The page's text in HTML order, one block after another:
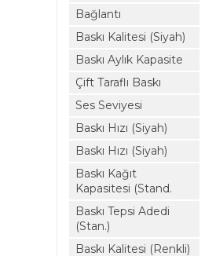
Bağlantı
Baskı Kalitesi (Siyah)
Baskı Aylık Kapasite
Çift Taraflı Baskı
Ses Seviyesi
Baskı Hızı (Siyah)
Baskı Hızı (Siyah)
Baskı Kağıt
Kapasitesi (Stand.
Baskı Tepsi Adedi
(Stan.)
Baskı Kalitesi (Renkli)